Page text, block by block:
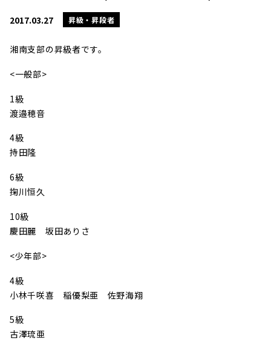
2017.03.27 昇級・昇段者
湘南支部の昇級者です。
<一般部>
1級
渡邉穂音
4級
持田隆
6級
掬川恒久
10級
慶田麗 坂田ありさ
<少年部>
4級
小林千咲喜 稲優梨亜 佐野海翔
5級
古澤琉亜